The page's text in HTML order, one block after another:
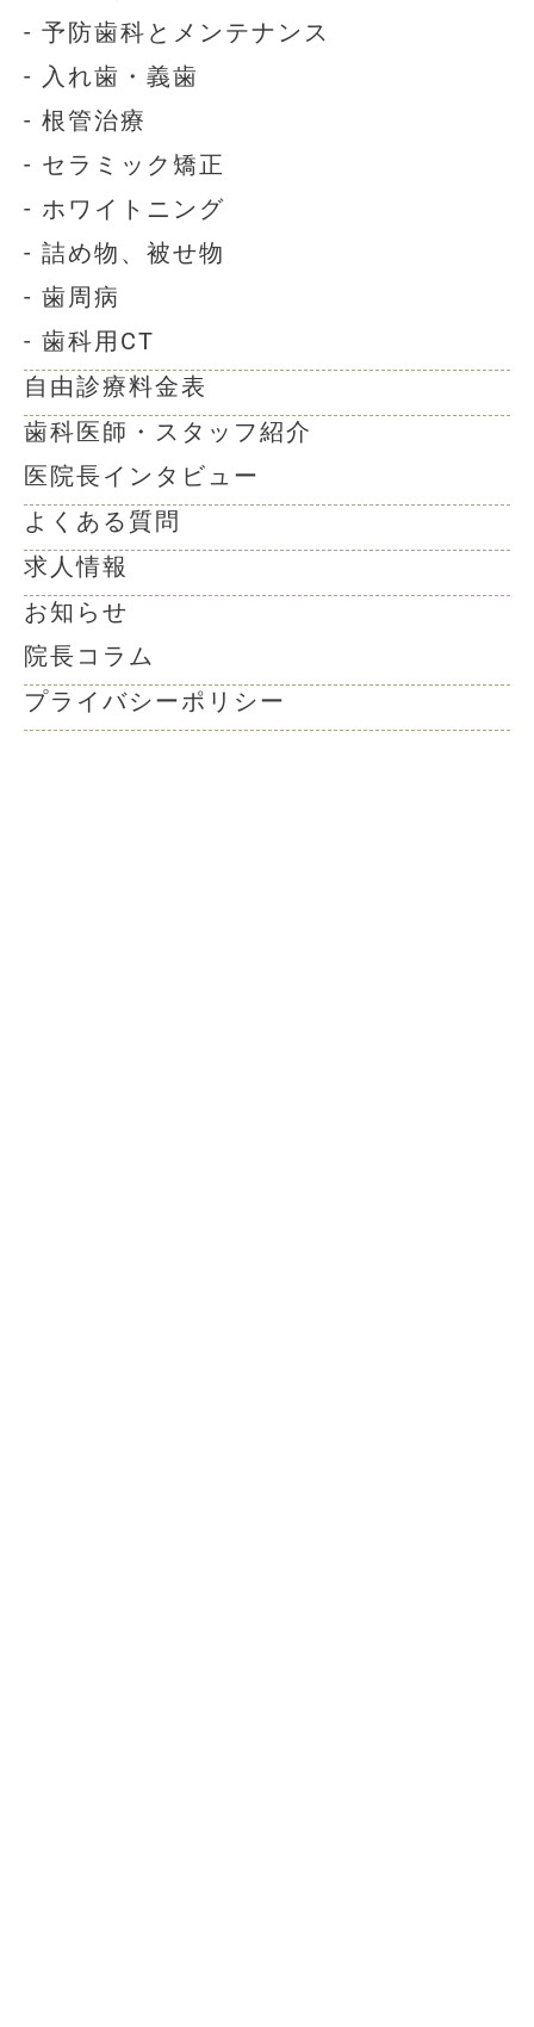
- 予防歯科とメンテナンス
- 入れ歯・義歯
- 根管治療
- セラミック矯正
- ホワイトニング
- 詰め物、被せ物
- 歯周病
- 歯科用CT
自由診療料金表
歯科医師・スタッフ紹介
医院長インタビュー
よくある質問
求人情報
お知らせ
院長コラム
プライバシーポリシー